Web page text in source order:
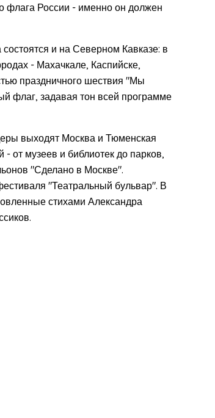
флага России - именно он должен
и на Северном Кавказе: в
- Махачкале, Каспийске,
праздничного шествия "Мы
флаг, задавая тон всей программе
выходят Москва и Тюменская
- от музеев и библиотек до парков,
"Сделано в Москве".
"Театральный бульвар". В
стихами Александра